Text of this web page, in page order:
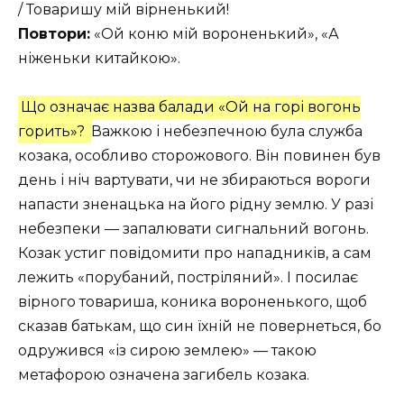
/ Товаришу мій вірненький!
Повтори: «Ой коню мій вороненький», «А
ніженьки китайкою».
Що означає назва балади «Ой на горі вогонь
горить»? Важкою і небезпечною була служба
козака, особливо сторожового. Він повинен був
день і ніч вартувати, чи не збираються вороги
напасти зненацька на його рідну землю. У разі
небезпеки — запалювати сигнальний вогонь.
Козак устиг повідомити про нападників, а сам
лежить «порубаний, постріляний». І посилає
вірного товариша, коника вороненького, щоб
сказав батькам, що син їхній не повернеться, бо
одружився «із сирою землею» — такою
метафорою означена загибель козака.